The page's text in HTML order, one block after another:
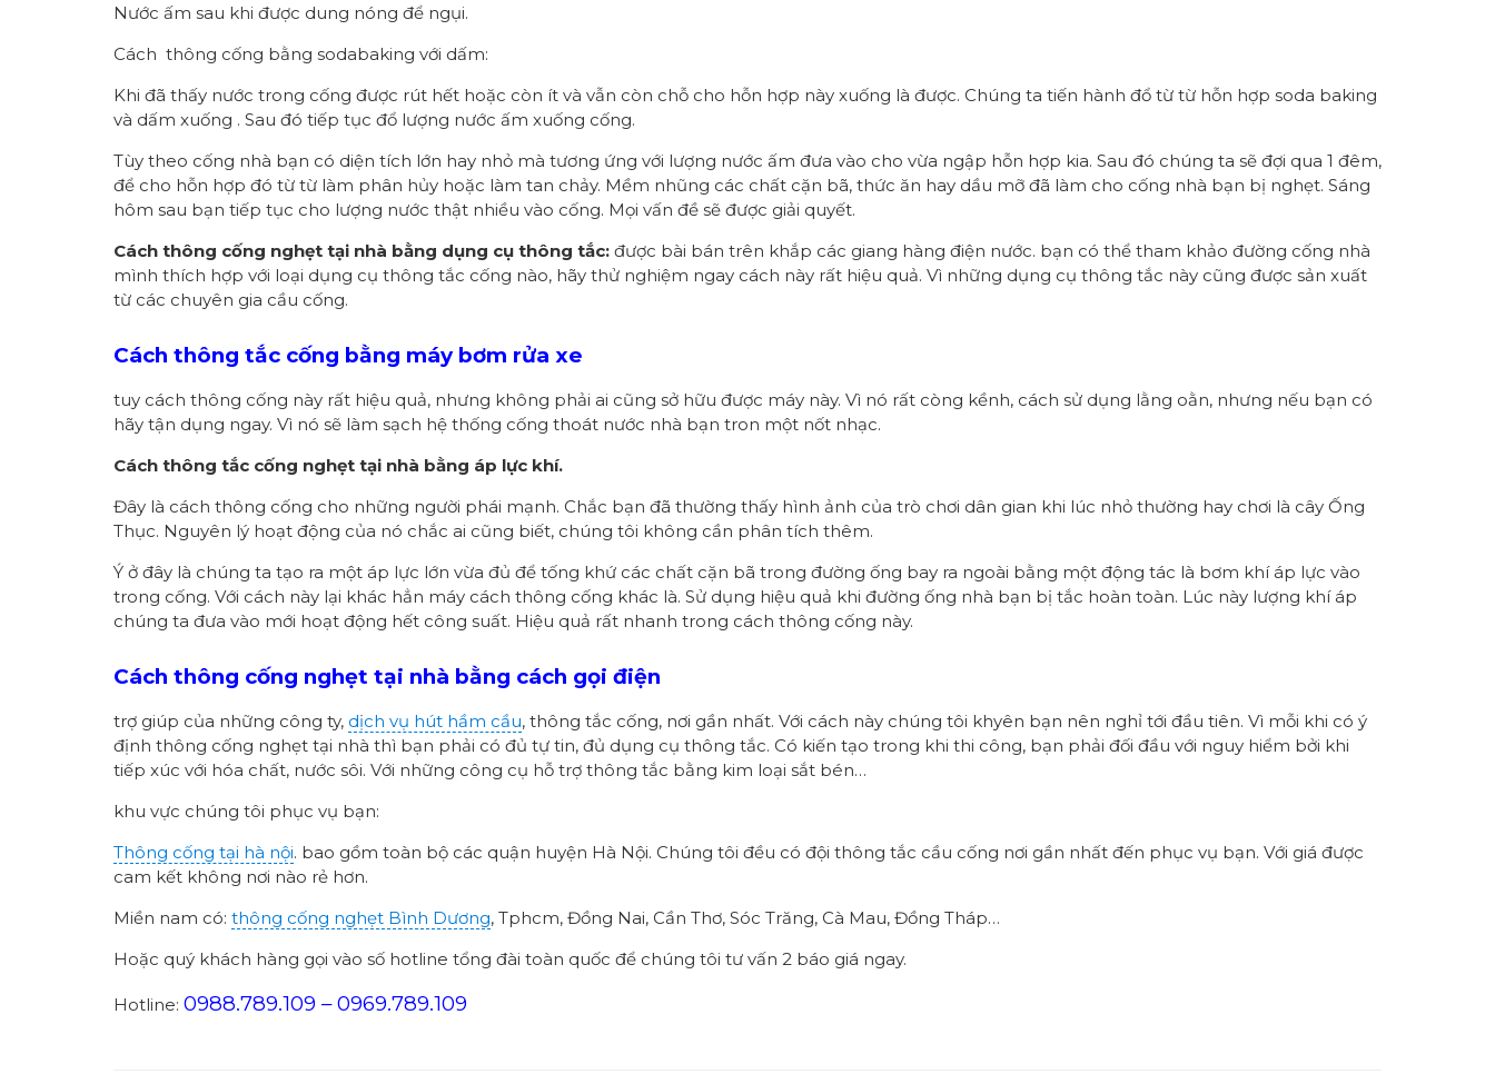
Nước ấm sau khi được dung nóng để ngụi.
Cách thông cống bằng sodabaking với dấm:
Khi đã thấy nước trong cống được rút hết hoặc còn ít và vẫn còn chỗ cho hỗn hợp này xuống là được. Chúng ta tiến hành đổ từ từ hỗn hợp soda baking
và dấm xuống . Sau đó tiếp tục đổ lượng nước ấm xuống cống.
Tùy theo cống nhà bạn có diện tích lớn hay nhỏ mà tương ứng với lượng nước ấm đưa vào cho vừa ngập hỗn hợp kia. Sau đó chúng ta sẽ đợi qua 1 đêm,
để cho hỗn hợp đó từ từ làm phân hủy hoặc làm tan chảy. Mềm nhũng các chất cặn bã, thức ăn hay dầu mỡ đã làm cho cống nhà bạn bị nghẹt. Sáng
hôm sau bạn tiếp tục cho lượng nước thật nhiều vào cống. Mọi vấn đề sẽ được giải quyết.
Cách thông cống nghẹt tại nhà bằng dụng cụ thông tắc: được bài bán trên khắp các giang hàng điện nước. bạn có thể tham khảo đường cống nhà
mình thích hợp với loại dụng cụ thông tắc cống nào, hãy thử nghiệm ngay cách này rất hiệu quả. Vì những dụng cụ thông tắc này cũng được sản xuất
từ các chuyên gia cầu cống.
Cách thông tắc cống bằng máy bơm rửa xe
tuy cách thông cống này rất hiệu quả, nhưng không phải ai cũng sở hữu được máy này. Vì nó rất còng kềnh, cách sử dụng lằng oằn, nhưng nếu bạn có
hãy tận dụng ngay. Vì nó sẽ làm sạch hệ thống cống thoát nước nhà bạn tron một nốt nhạc.
Cách thông tắc cống nghẹt tại nhà bằng áp lực khí.
Đây là cách thông cống cho những người phái mạnh. Chắc bạn đã thường thấy hình ảnh của trò chơi dân gian khi lúc nhỏ thường hay chơi là cây Ống
Thục. Nguyên lý hoạt động của nó chắc ai cũng biết, chúng tôi không cần phân tích thêm.
Ý ở đây là chúng ta tạo ra một áp lực lớn vừa đủ để tống khứ các chất cặn bã trong đường ống bay ra ngoài bằng một động tác là bơm khí áp lực vào
trong cống. Với cách này lại khác hẳn máy cách thông cống khác là. Sử dụng hiệu quả khi đường ống nhà bạn bị tắc hoàn toàn. Lúc này lượng khí áp
chúng ta đưa vào mới hoạt động hết công suất. Hiệu quả rất nhanh trong cách thông cống này.
Cách thông cống nghẹt tại nhà bằng cách gọi điện
trợ giúp của những công ty, dịch vụ hút hầm cầu, thông tắc cống, nơi gần nhất. Với cách này chúng tôi khyên bạn nên nghỉ tới đầu tiên. Vì mỗi khi có ý
định thông cống nghẹt tại nhà thì bạn phải có đủ tự tin, đủ dụng cụ thông tắc. Có kiến tạo trong khi thi công, bạn phải đối đầu với nguy hiểm bởi khi
tiếp xúc với hóa chất, nước sôi. Với những công cụ hỗ trợ thông tắc bằng kim loại sắt bén…
khu vực chúng tôi phục vụ bạn:
Thông cống tại hà nội. bao gồm toàn bộ các quận huyện Hà Nội. Chúng tôi đều có đội thông tắc cầu cống nơi gần nhất đến phục vụ bạn. Với giá được
cam kết không nơi nào rẻ hơn.
Miền nam có: thông cống nghẹt Bình Dương, Tphcm, Đồng Nai, Cần Thơ, Sóc Trăng, Cà Mau, Đồng Tháp…
Hoặc quý khách hàng gọi vào số hotline tổng đài toàn quốc để chúng tôi tư vấn 2 báo giá ngay.
Hotline: 0988.789.109 – 0969.789.109